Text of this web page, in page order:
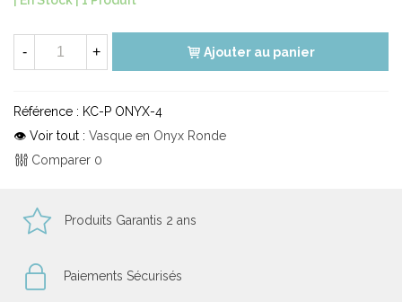
- + Ajouter au panier
Référence : KC-P ONYX-4
👁 Voir tout : Vasque en Onyx Ronde
Comparer 0
Produits Garantis 2 ans
Paiements Sécurisés